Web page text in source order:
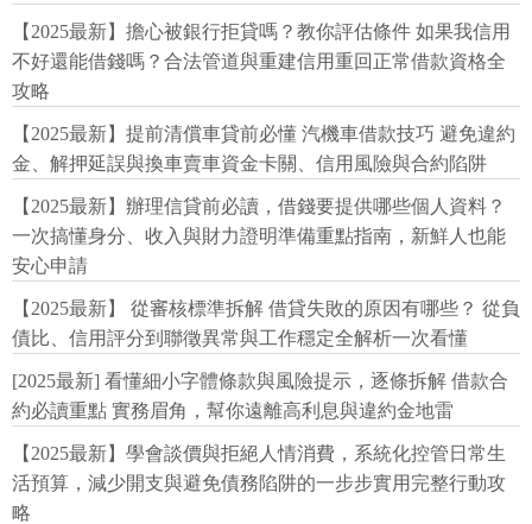
【2025最新】擔心被銀行拒貸嗎？教你評估條件 如果我信用
不好還能借錢嗎？合法管道與重建信用重回正常借款資格全
攻略
【2025最新】提前清償車貸前必懂 汽機車借款技巧 避免違約
金、解押延誤與換車賣車資金卡關、信用風險與合約陷阱
【2025最新】辦理信貸前必讀，借錢要提供哪些個人資料？
一次搞懂身分、收入與財力證明準備重點指南，新鮮人也能
安心申請
【2025最新】 從審核標準拆解 借貸失敗的原因有哪些？ 從負
債比、信用評分到聯徵異常與工作穩定全解析一次看懂
[2025最新] 看懂細小字體條款與風險提示，逐條拆解 借款合
約必讀重點 實務眉角，幫你遠離高利息與違約金地雷
【2025最新】學會談價與拒絕人情消費，系統化控管日常生
活預算，減少開支與避免債務陷阱的一步步實用完整行動攻
略